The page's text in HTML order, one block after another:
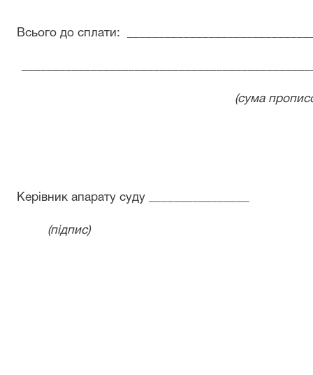
Всього до сплати:
(сума
Керівник апарату суду ________________
(підпис)